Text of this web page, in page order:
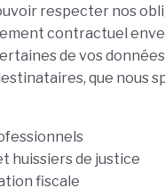
respecter nos
contractuel
de vos
que nous
huissiers de justice
fiscale